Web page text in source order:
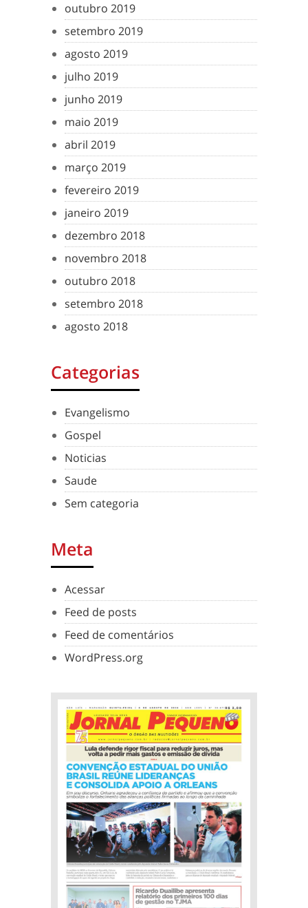
outubro 2019
setembro 2019
agosto 2019
julho 2019
junho 2019
maio 2019
abril 2019
março 2019
fevereiro 2019
janeiro 2019
dezembro 2018
novembro 2018
outubro 2018
setembro 2018
agosto 2018
Categorias
Evangelismo
Gospel
Noticias
Saude
Sem categoria
Meta
Acessar
Feed de posts
Feed de comentários
WordPress.org